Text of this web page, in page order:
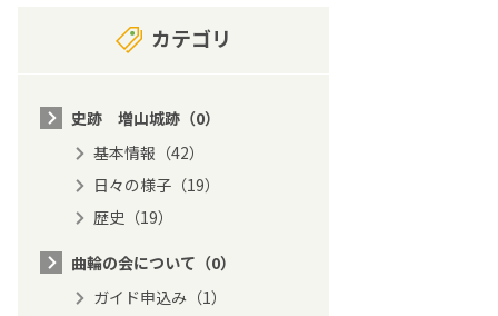
カテゴリ
史跡 増山城跡（0）
基本情報（42）
日々の様子（19）
歴史（19）
曲輪の会について（0）
ガイド申込み（1）